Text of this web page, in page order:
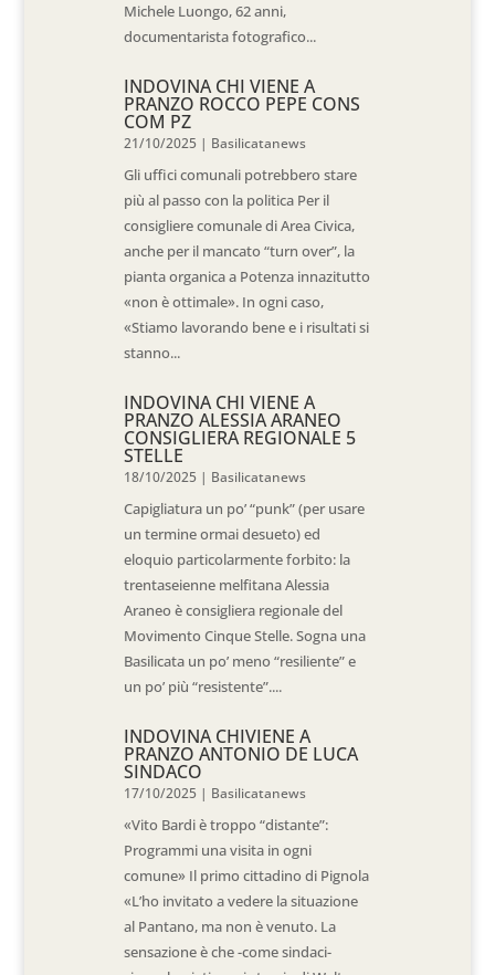
Michele Luongo, 62 anni,
documentarista fotografico...
INDOVINA CHI VIENE A
PRANZO ROCCO PEPE CONS
COM PZ
21/10/2025 | Basilicatanews
Gli uffici comunali potrebbero stare
più al passo con la politica Per il
consigliere comunale di Area Civica,
anche per il mancato “turn over”, la
pianta organica a Potenza innazitutto
«non è ottimale». In ogni caso,
«Stiamo lavorando bene e i risultati si
stanno...
INDOVINA CHI VIENE A
PRANZO ALESSIA ARANEO
CONSIGLIERA REGIONALE 5
STELLE
18/10/2025 | Basilicatanews
Capigliatura un po’ “punk” (per usare
un termine ormai desueto) ed
eloquio particolarmente forbito: la
trentaseienne melfitana Alessia
Araneo è consigliera regionale del
Movimento Cinque Stelle. Sogna una
Basilicata un po’ meno “resiliente” e
un po’ più “resistente”....
INDOVINA CHIVIENE A
PRANZO ANTONIO DE LUCA
SINDACO
17/10/2025 | Basilicatanews
«Vito Bardi è troppo “distante”:
Programmi una visita in ogni
comune» Il primo cittadino di Pignola
«L’ho invitato a vedere la situazione
al Pantano, ma non è venuto. La
sensazione è che -come sindaci-